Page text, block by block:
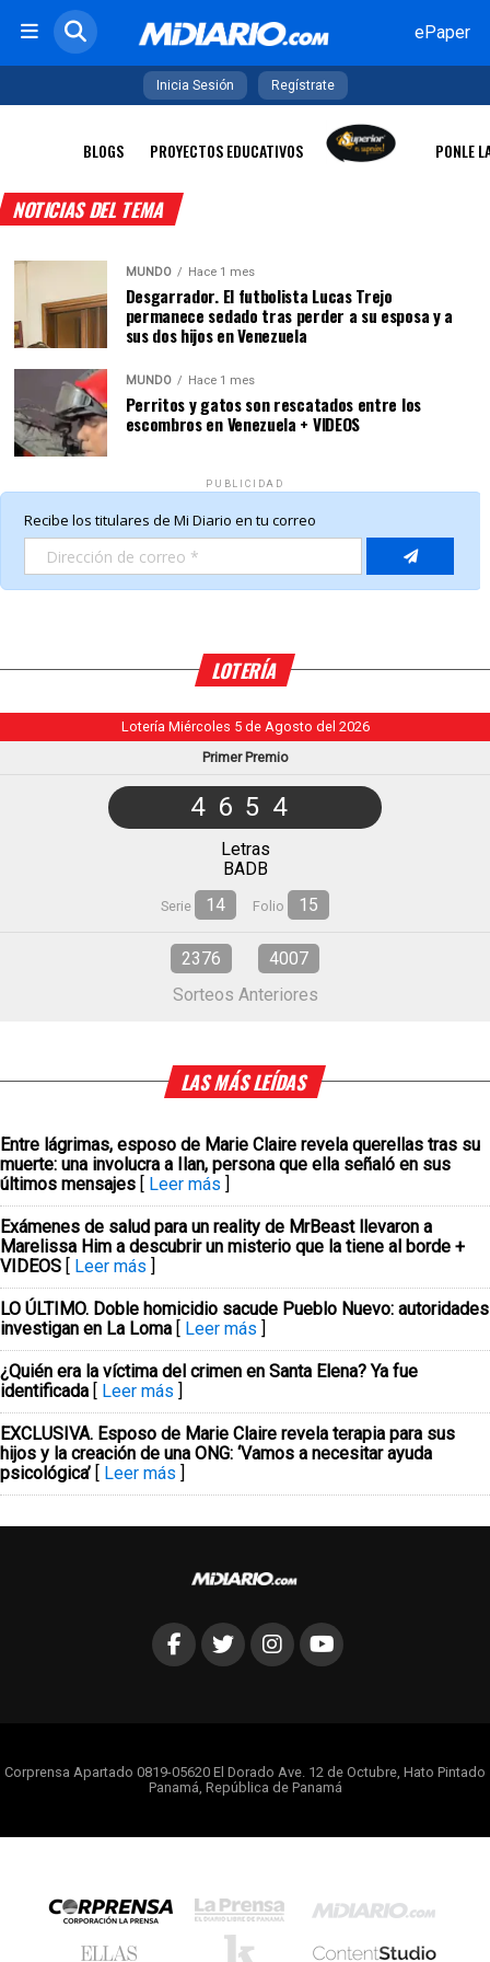
ePaper
Inicia Sesión Regístrate
BLOGS PROYECTOS EDUCATIVOS PONLE
NOTICIAS DEL TEMA
MUNDO Hace 1 mes
Desgarrador. El futbolista Lucas Trejo
permanece sedado tras perder a su esposa y a
sus dos hijos en Venezuela
MUNDO Hace 1 mes
Perritos y gatos son rescatados entre los
escombros en Venezuela + VIDEOS
PUBLICIDAD
LOTERÍA
Lotería Miércoles 5 de Agosto del 2026
Primer Premio
4654
Letras
BADB
Serie 14 Folio 15
2376
4007
Sorteos Anteriores
LAS MÁS LEÍDAS
Entre lágrimas, esposo de Marie Claire revela querellas tras su
muerte: una involucra a Ilan, persona que ella señaló en sus
últimos mensajes [ Leer más ]
Exámenes de salud para un reality de MrBeast llevaron a
Marelissa Him a descubrir un misterio que la tiene al borde +
VIDEOS [ Leer más ]
LO ÚLTIMO. Doble homicidio sacude Pueblo Nuevo: autoridades
investigan en La Loma [ Leer más ]
¿Quién era la víctima del crimen en Santa Elena? Ya fue
identificada [ Leer más ]
EXCLUSIVA. Esposo de Marie Claire revela terapia para sus
hijos y la creación de una ONG: ‘Vamos a necesitar ayuda
psicológica’ [ Leer más ]
Corprensa Apartado 0819-05620 El Dorado Ave. 12 de Octubre, Hato Pintado
Panamá, República de Panamá